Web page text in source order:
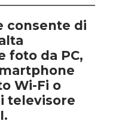
consente di
foto da PC,
Wi-Fi o
televisore